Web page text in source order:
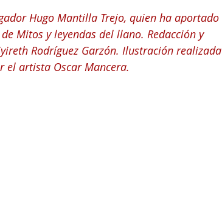
Hugo Mantilla Trejo, quien ha aportado
Mitos y leyendas del llano. Redacción y
Rodríguez Garzón. Ilustración realizada
el artista Oscar Mancera.